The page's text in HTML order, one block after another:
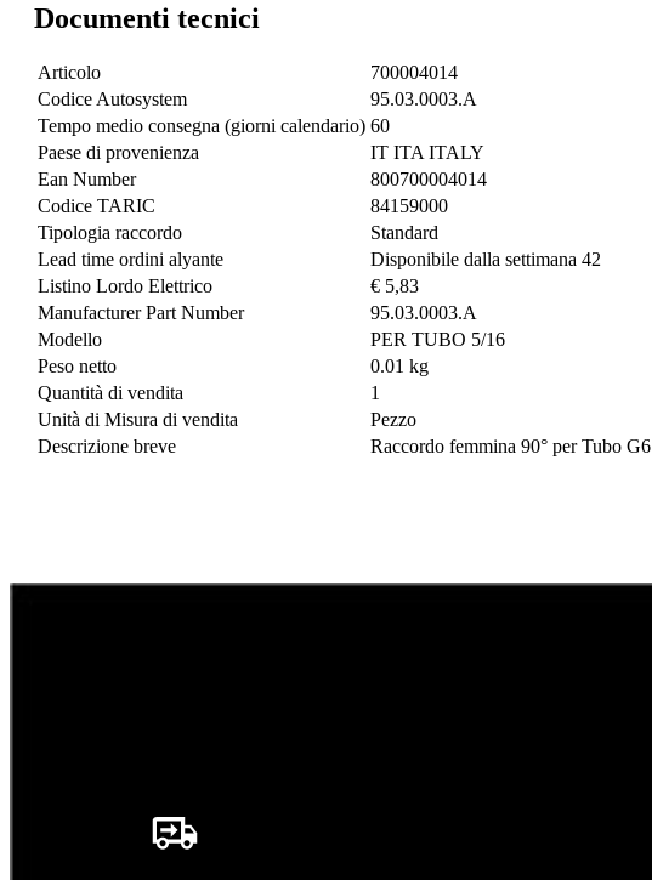
Documenti tecnici
Articolo
700004014
Codice Autosystem
95.03.0003.A
Tempo medio consegna (giorni calendario) 60
Paese di provenienza
IT ITA ITALY
Ean Number
800700004014
Codice TARIC
84159000
Tipologia raccordo
Standard
Lead time ordini alyante
Disponibile dalla settimana 42
Listino Lordo Elettrico
€ 5,83
Manufacturer Part Number
95.03.0003.A
Modello
PER TUBO 5/16
Peso netto
0.01 kg
Quantità di vendita
1
Unità di Misura di vendita
Pezzo
Descrizione breve
Raccordo femmina 90° per Tubo G6